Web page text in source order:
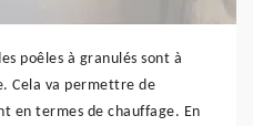
poêles à granulés sont à
Cela va permettre de
en termes de chauffage. En